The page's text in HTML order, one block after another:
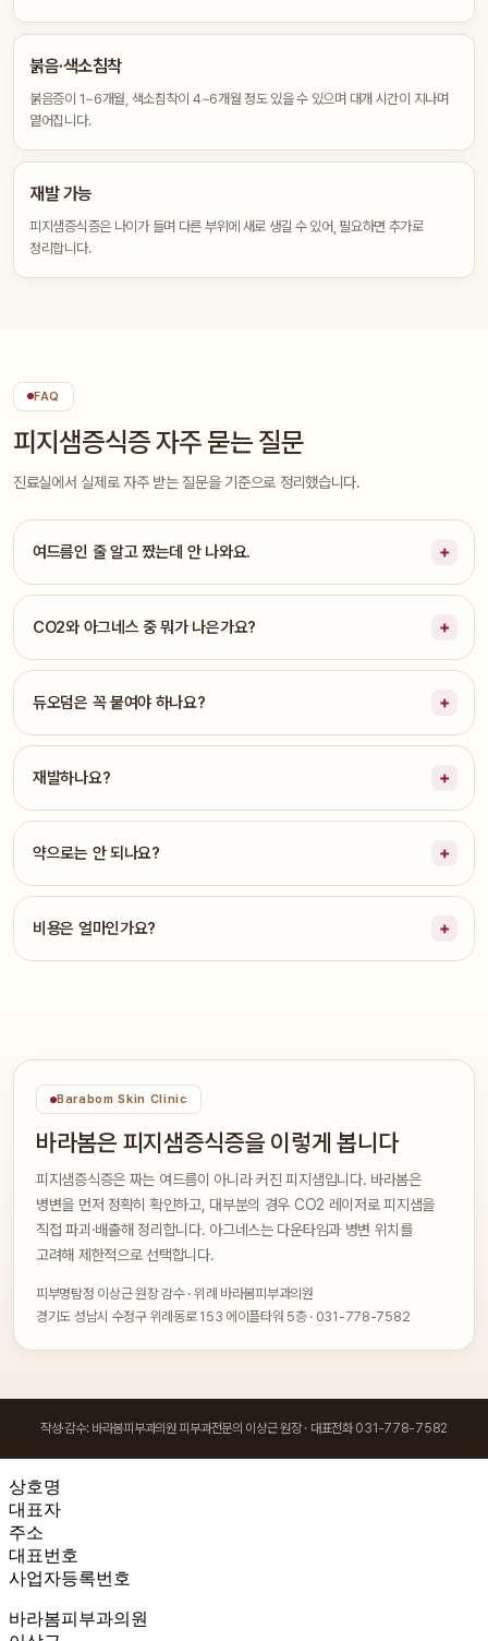
붉음·색소침착
붉음증이 1~6개월, 색소침착이 4~6개월 정도 있을 수 있으며 대개 시간이 지나며
옅어집니다.
재발 가능
피지샘증식증은 나이가 들며 다른 부위에 새로 생길 수 있어, 필요하면 추가로
정리합니다.
FAQ
피지샘증식증 자주 묻는 질문
진료실에서 실제로 자주 받는 질문을 기준으로 정리했습니다.
여드름인 줄 알고 짰는데 안 나와요.
CO2와 아그네스 중 뭐가 나은가요?
듀오덤은 꼭 붙여야 하나요?
재발하나요?
약으로는 안 되나요?
비용은 얼마인가요?
Barabom Skin Clinic
바라봄은 피지샘증식증을 이렇게 봅니다
피지샘증식증은 짜는 여드름이 아니라 커진 피지샘입니다. 바라봄은
병변을 먼저 정확히 확인하고, 대부분의 경우 CO2 레이저로 피지샘을
직접 파괴·배출해 정리합니다. 아그네스는 다운타임과 병변 위치를
고려해 제한적으로 선택합니다.
피부명탐정 이상근 원장 감수 · 위례 바라봄피부과의원
경기도 성남시 수정구 위례동로 153 에이플타워 5층 · 031-778-7582
작성·감수: 바라봄피부과의원 피부과전문의 이상근 원장 · 대표전화 031-778-7582
상호명
대표자
주소
대표번호
사업자등록번호
바라봄피부과의원